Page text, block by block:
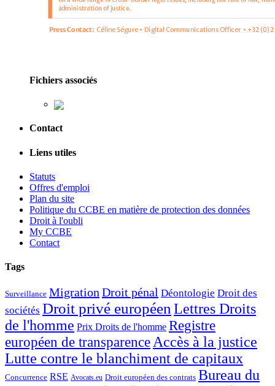
Fichiers associés
Contact
Liens utiles
Statuts
Offres d'emploi
Plan du site
Politique du CCBE en matière de protection des données
Droit à l'oubli
My CCBE
Contact
Tags
Surveillance MigrationDroit pénal Déontologie Droit des
sociétés Droit privé européen Lettres Droits
de l'homme Prix Droits de l'homme Registre
européen de transparenceAccès à la justice
Lutte contre le blanchiment de capitaux
Concurrence RSE Avocats.eu Droit européen des contrats Bureau du